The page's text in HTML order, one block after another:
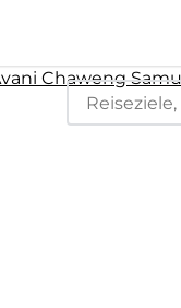
Chaweng